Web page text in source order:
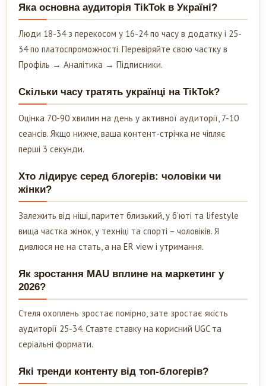
Яка основна аудиторія TikTok в Україні?
Люди 18-34 з перекосом у 16-24 по часу в додатку і 25-
34 по платоспроможності. Перевіряйте свою частку в
Профіль → Аналітика → Підписники.
Скільки часу тратять українці на TikTok?
Оцінка 70-90 хвилин на день у активної аудиторії, 7-10
сеансів. Якщо нижче, ваша контент-стрічка не чіпляє
перші 3 секунди.
Хто лідирує серед блогерів: чоловіки чи
жінки?
Залежить від ніші, паритет близький, у б’юті та lifestyle
вища частка жінок, у техніці та спорті – чоловіків. Я
дивлюся не на стать, а на ER view і утримання.
Як зростання MAU вплине на маркетинг у
2026?
Стеля охоплень зростає помірно, зате зростає якість
аудиторії 25-34. Ставте ставку на корисний UGC та
серіальні формати.
Які тренди контенту від топ-блогерів?